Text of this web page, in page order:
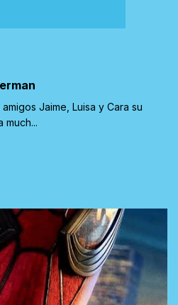
Jaime, Luisa y Cara su
much...